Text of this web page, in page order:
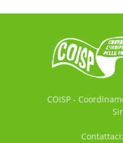
COISP -
Contattaci: